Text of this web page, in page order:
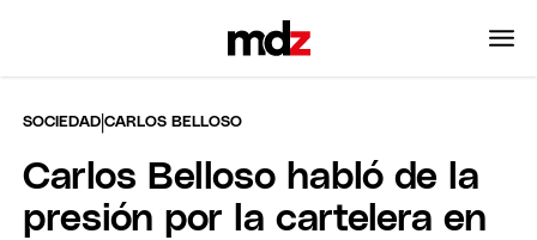
SOCIEDAD |CARLOS BELLOSO
Carlos Belloso habló de la
presión por la cartelera en